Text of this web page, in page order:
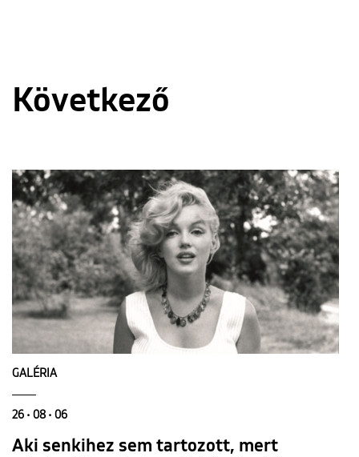
Következő
GALÉRIA
26 • 08 • 06
Aki senkihez sem tartozott, mert